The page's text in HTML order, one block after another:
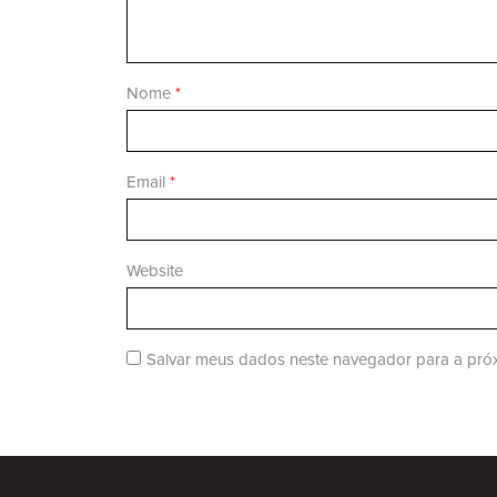
Nome *
Email *
Website
Salvar meus dados neste navegador para a